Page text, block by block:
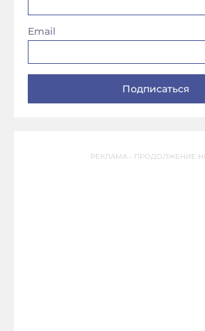
Email
РЕКЛАМА - ПРОДОЛЖЕНИЕ